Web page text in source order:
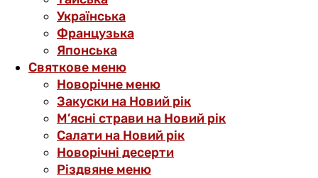
Українська
Французька
Японська
Святкове меню
Новорічне меню
Закуски на Новий рік
М’ясні страви на Новий рік
Салати на Новий рік
Новорічні десерти
Різдвяне меню